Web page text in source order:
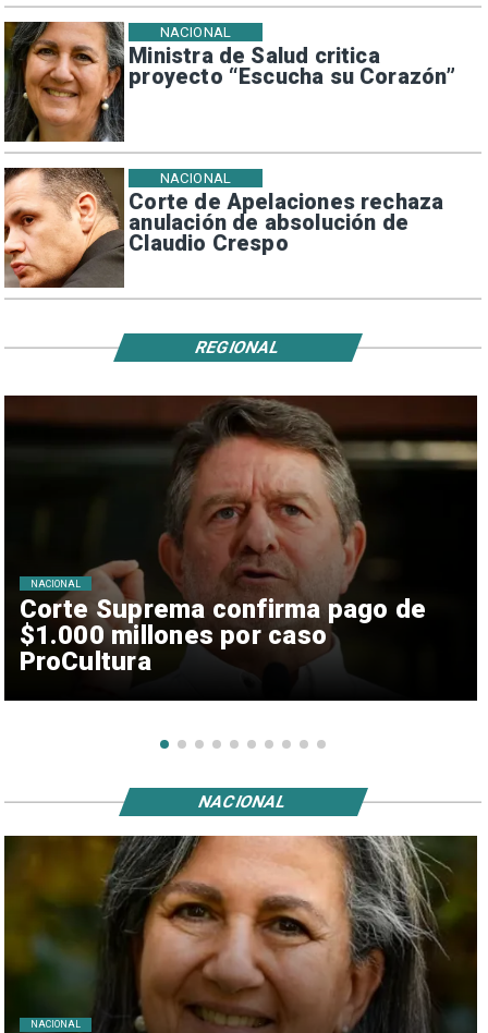
Ministra de Salud critica
proyecto “Escucha su Corazón”
NACIONAL
Corte de Apelaciones rechaza
anulación de absolución de
Claudio Crespo
NACIONAL
Corte Suprema confirma pago de
$1.000 millones por caso
ProCultura
NACIONAL
REGIONAL
NACIONAL
NACIONAL